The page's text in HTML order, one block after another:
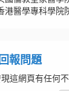
港醫學專科學院
報問題
這網頁有任何